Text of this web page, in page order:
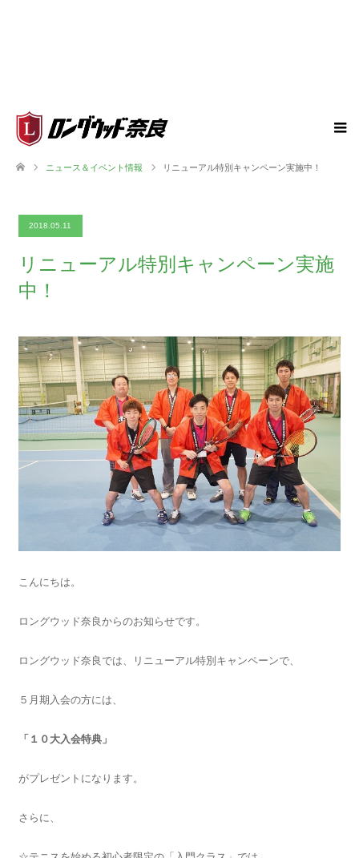
ニュース＆イベント情報 リニューアル特別キャンペーン実施中！
2018.05.11
リニューアル特別キャンペーン実施
中！
こんにちは。
ロングウッド奈良からのお知らせです。
ロングウッド奈良では、リニューアル特別キャンペーンで、
５月期入会の方には、
「１０大入会特典」
がプレゼントになります。
さらに、